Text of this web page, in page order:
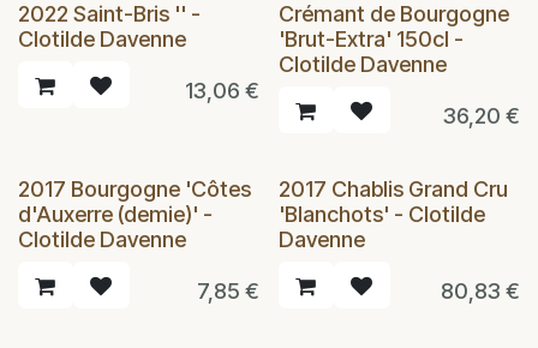
2022 Saint-Bris '' -
Clotilde Davenne
13,06 €
Crémant de Bourgogne
'Brut-Extra' 150cl -
Clotilde Davenne
36,20 €
2017 Bourgogne 'Côtes
d'Auxerre (demie)' -
Clotilde Davenne
7,85 €
2017 Chablis Grand Cru
'Blanchots' - Clotilde
Davenne
80,83 €